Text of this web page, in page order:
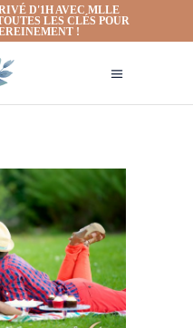
D'1H AVEC MLLE
LES CLÉS POUR
!